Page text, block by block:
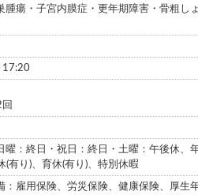
腫瘍・子宮内膜症・更年期障害・骨粗し
17:20
曜：終日・祝日：終日・土曜：午後休、
(有り)、育休(有り)、特別休暇
：雇用保険、労災保険、健康保険、厚生